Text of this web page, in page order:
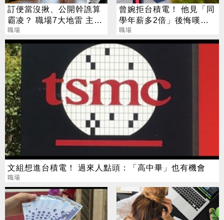
訂便當沒揪、公開幹譙算
霸凌？ 職場7大地雷 主管
必看
職場
曾婉拒台積電！ 他見「同
學年薪多2倍」後悔嘆：
晚了就不要了
職場
文組想進台積電！ 過來人點頭：「高中畢」也有機會
職場